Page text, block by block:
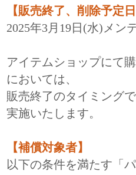
【販売終了、削除予定
2025年3月19日(水)メン
アイテムショップにて
においては、
販売終了のタイミング
実施いたします。
【補償対象者】
以下の条件を満たす「